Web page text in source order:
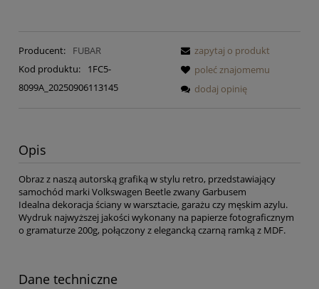
Producent:
FUBAR
Kod produktu:
1FC5-
8099A_20250906113145
zapytaj o produkt
poleć znajomemu
dodaj opinię
Opis
Obraz z naszą autorską grafiką w stylu retro, przedstawiający
samochód marki Volkswagen Beetle zwany Garbusem
Idealna dekoracja ściany w warsztacie, garażu czy męskim azylu.
Wydruk najwyższej jakości wykonany na papierze fotograficznym
o gramaturze 200g, połączony z elegancką czarną ramką z MDF.
Dane techniczne